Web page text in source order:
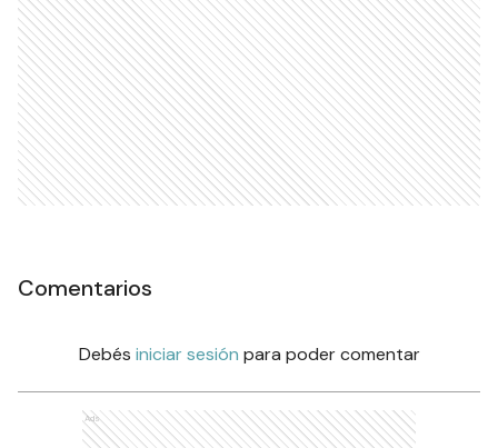
Comentarios
Debés iniciar sesión para poder comentar
Ads